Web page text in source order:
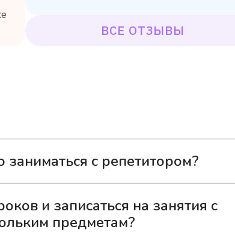
ВСЕ ОТЗЫВЫ
с репетитором?
учебный материал — без долгих пауз и
и записаться на занятия с
предметам?